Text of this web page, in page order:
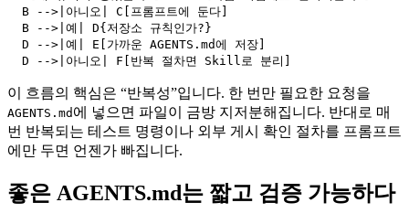
  B -->|아니오| C[프롬프트에 둔다]
  B -->|예| D{저장소 규칙인가?}
  D -->|예| E[가까운 AGENTS.md에 저장]
  D -->|아니오| F[반복 절차면 Skill로 분리]
이 흐름의 핵심은 “반복성”입니다. 한 번만 필요한 요청을
AGENTS.md 에 넣으면 파일이 금방 지저분해집니다. 반대로 매
번 반복되는 테스트 명령이나 외부 게시 확인 절차를 프롬프트
에만 두면 언젠가 빠집니다.
좋은 AGENTS.md는 짧고 검증 가능하다